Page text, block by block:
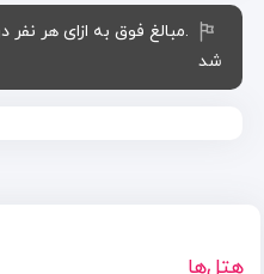
.مبالغ فوق به ازای هر نفر
شد
هتل‌ها